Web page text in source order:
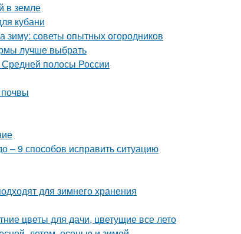
в земле
кубани
зиму: советы опытных огородников
лучше выбрать
полосы России
почвы
– 9 способов исправить ситуацию
для зимнего хранения
цветы для дачи, цветущие все лето